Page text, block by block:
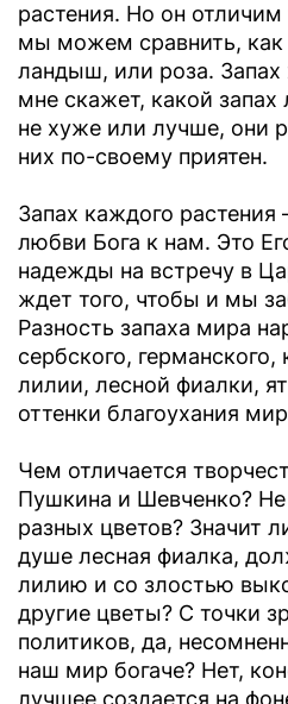
растения. Но он отличим
мы можем сравнить, как
ландыш, или роза. Запах
мне скажет, какой
не хуже или лучше, они
них по-своему приятен.
Запах каждого растения
любви Бога к нам. Это
надежды на встречу в
ждет того, чтобы и мы
Разность запаха мира
сербского, германского,
лилии, лесной фиалки,
оттенки благоухания
Чем отличается
Пушкина и Шевченко? Не
разных цветов? Значит
душе лесная фиалка,
лилию и со злостью
другие цветы? С точки
политиков, да,
наш мир богаче? Нет,
лучшее создается на